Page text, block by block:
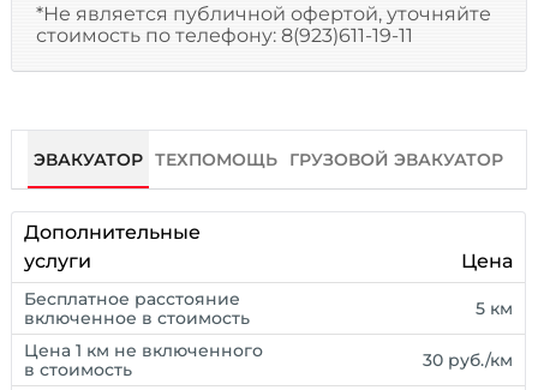
*Не является публичной офертой, уточняйте
стоимость по телефону: 8(923)611-19-11
ЭВАКУАТОР ТЕХПОМОЩЬ ГРУЗОВОЙ ЭВАКУАТОР
Дополнительные
услуги
Цена
Бесплатное расстояние
включенное в стоимость
5 км
Цена 1 км не включенного
в стоимость
30 руб./км